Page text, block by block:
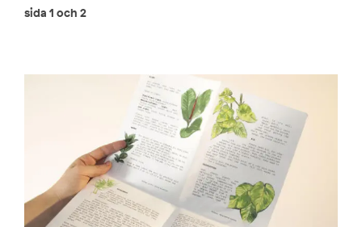
sida 1 och 2